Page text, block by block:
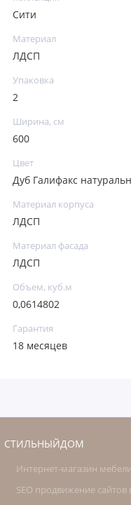
Сити
Материал
ЛДСП
Упаковка
2
Ширина, см
600
Цвет
Дуб Галифакс
Материал корпуса
ЛДСП
Материал фасада
ЛДСП
Объем, куб.м
0,0614802
Гарантия
18 месяцев
СТИЛЬНЫЙДОМ
Интернет-магазин
SEO продвижение сайтов